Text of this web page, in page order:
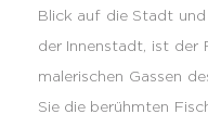
Blick auf die Stadt
der Innenstadt, ist der
malerischen Gassen
Sie die berühmten